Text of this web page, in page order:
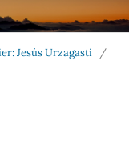
Jesús Urzagasti
/